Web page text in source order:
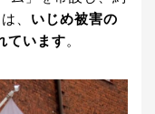
、 いじめ被害の
ています。